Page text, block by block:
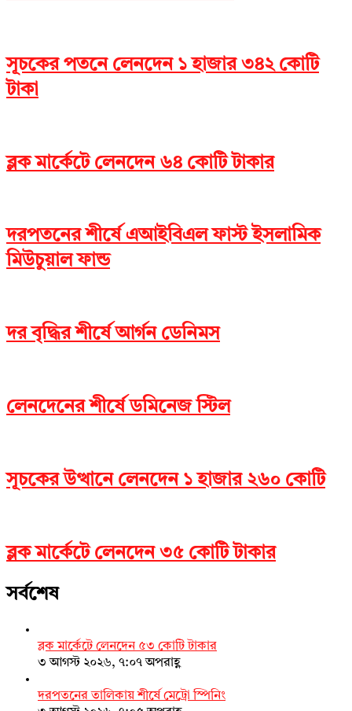
সূচকের পতনে লেনদেন ১ হাজার ৩৪২ কোটি
টাকা
ব্লক মার্কেটে লেনদেন ৬৪ কোটি টাকার
দরপতনের শীর্ষে এআইবিএল ফাস্ট ইসলামিক
মিউচুয়াল ফান্ড
দর বৃদ্ধির শীর্ষে আর্গন ডেনিমস
লেনদেনের শীর্ষে ডমিনেজ স্টিল
সূচকের উত্থানে লেনদেন ১ হাজার ২৬০ কোটি
ব্লক মার্কেটে লেনদেন ৩৫ কোটি টাকার
সর্বশেষ
ব্লক মার্কেটে লেনদেন ৫৩ কোটি টাকার
৩ আগস্ট ২০২৬, ৭:০৭ অপরাহ্ণ
দরপতনের তালিকায় শীর্ষে মেট্রো স্পিনিং